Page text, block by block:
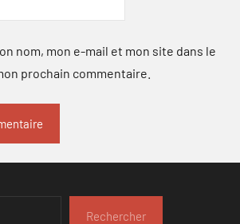
nom, mon e-mail et mon site dans le
prochain commentaire.
Rechercher